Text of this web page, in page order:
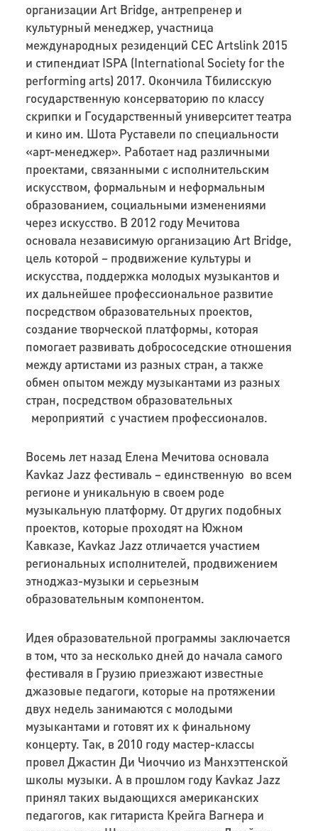
организации Art Bridge, антрепренер и
культурный менеджер, участница
международных резиденций CEC Artslink 2015
и стипендиат ISPA (International Society for the
performing arts) 2017. Окончила Тбилисскую
государственную консерваторию по классу
скрипки и Государственный университет театра
и кино им. Шота Руставели по специальности
«арт-менеджер». Работает над различными
проектами, связанными с исполнительским
искусством, формальным и неформальным
образованием, социальными изменениями
через искусство. В 2012 году Мечитова
основала независимую организацию Art Bridge,
цель которой – продвижение культуры и
искусства, поддержка молодых музыкантов и
их дальнейшее профессиональное развитие
посредством образовательных проектов,
создание творческой платформы, которая
помогает развивать добрососедские отношения
между артистами из разных стран, а также
обмен опытом между музыкантами из разных
стран, посредством образовательных
мероприятий с участием профессионалов.
Восемь лет назад Елена Мечитова основала
Kavkaz Jazz фестиваль – единственную во всем
регионе и уникальную в своем роде
музыкальную платформу. От других подобных
проектов, которые проходят на Южном
Кавказе, Kavkaz Jazz отличается участием
региональных исполнителей, продвижением
этноджаз-музыки и серьезным
образовательным компонентом.
Идея образовательной программы заключается
в том, что за несколько дней до начала самого
фестиваля в Грузию приезжают известные
джазовые педагоги, которые на протяжении
двух недель занимаются с молодыми
музыкантами и готовят их к финальному
концерту. Так, в 2010 году мастер-классы
провел Джастин Ди Чиоччио из Манхэттенской
школы музыки. А в прошлом году Kavkaz Jazz
принял таких выдающихся американских
педагогов, как гитариста Крейга Вагнера и